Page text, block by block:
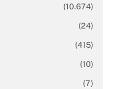
(10.674)
(24)
(415)
(10)
(7)